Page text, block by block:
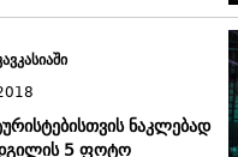
ნაკლებად
5 ფოტო